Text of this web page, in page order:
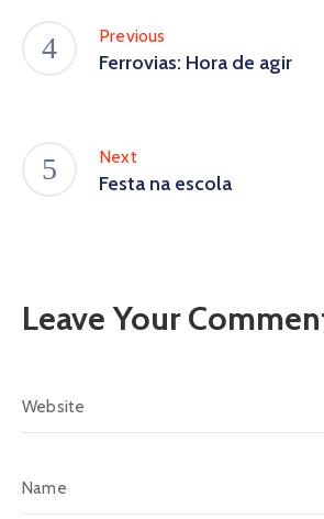
Previous
Ferrovias: Hora de agir
Next
Festa na escola
Leave Your